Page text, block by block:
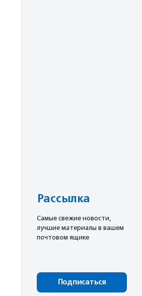
Рассылка
Cамые свежие новости,
лучшие материалы в вашем
почтовом ящике
Подписаться